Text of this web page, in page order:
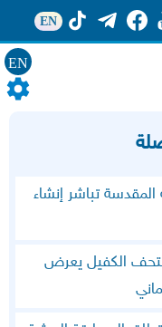
EN
EN
تباشر إنشاء
متحف الكفيل يعرض